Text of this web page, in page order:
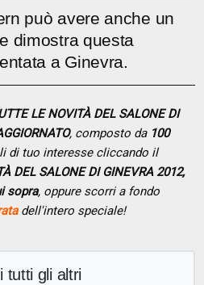
può avere anche un
dimostra questa
a Ginevra.
LE NOVITÀ DEL SALONE DI
, composto da 100
di tuo interesse cliccando il
DEL SALONE DI GINEVRA 2012,
sopra, oppure scorri a fondo
dell'intero speciale!
tutti gli altri